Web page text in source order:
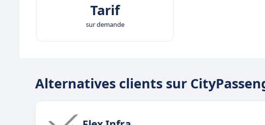
Tarif
sur demande
Alternatives clients sur